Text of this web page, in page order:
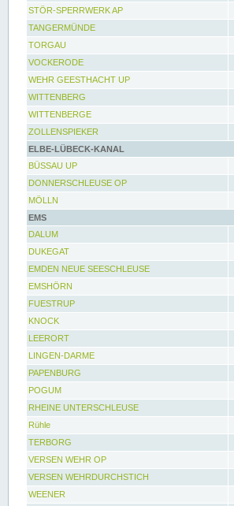
STÖR-SPERRWERK AP
TANGERMÜNDE
TORGAU
VOCKERODE
WEHR GEESTHACHT UP
WITTENBERG
WITTENBERGE
ZOLLENSPIEKER
ELBE-LÜBECK-KANAL
BÜSSAU UP
DONNERSCHLEUSE OP
MÖLLN
EMS
DALUM
DUKEGAT
EMDEN NEUE SEESCHLEUSE
EMSHÖRN
FUESTRUP
KNOCK
LEERORT
LINGEN-DARME
PAPENBURG
POGUM
RHEINE UNTERSCHLEUSE
Rühle
TERBORG
VERSEN WEHR OP
VERSEN WEHRDURCHSTICH
WEENER